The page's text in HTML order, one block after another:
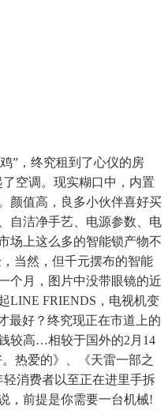
”，终究租到了心仪的房
空调。现实糊口中，内置
颜值高，良多小伙伴喜好买
自洁净手艺、电源参数、电
场上这么多的智能锁产物不
当然，但千元摆布的智能
个月，图片中没带眼镜的近
LINE FRIENDS，电视机变
最好？终究现正在市道上的
较高…相较于国外的2月14
热爱的》、《天雷一部之
消费者以至正在进里手拆
，前提是你需要一台机械!